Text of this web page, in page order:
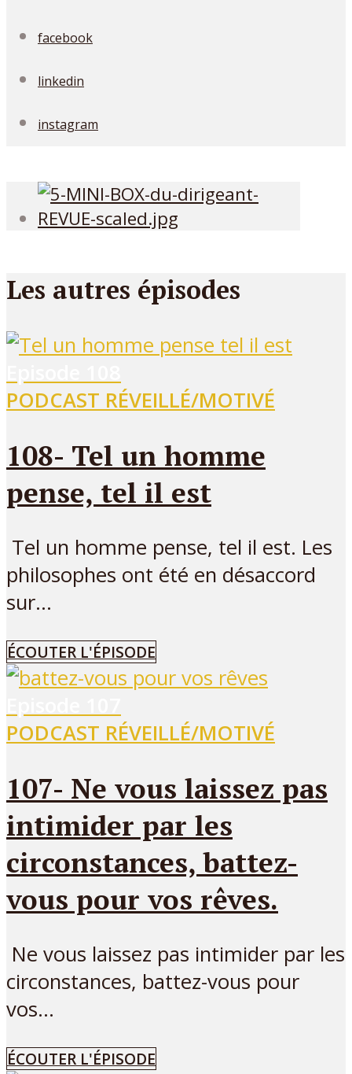
facebook
linkedin
instagram
Les autres épisodes
PODCAST RÉVEILLÉ/MOTIVÉ
108- Tel un homme
pense, tel il est
Tel un homme pense, tel il est. Les
philosophes ont été en désaccord
sur...
ÉCOUTER L'ÉPISODE
PODCAST RÉVEILLÉ/MOTIVÉ
107- Ne vous laissez pas
intimider par les
circonstances, battez-
vous pour vos rêves.
Ne vous laissez pas intimider par les
circonstances, battez-vous pour
vos...
ÉCOUTER L'ÉPISODE